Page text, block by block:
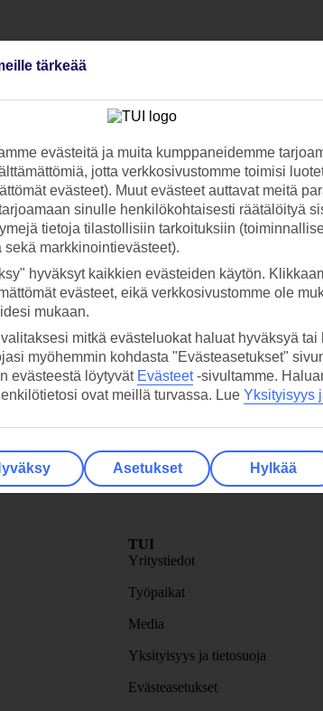
TUI
Yritystiedot
Työpaikat
Media
Yksityisyys ja tietosuoja
Evästeasetukset
tärkeää
evästeitä ja muita kumppaneidemme
jotta verkkosivustomme toimisi
evästeet). Muut evästeet auttavat meitä
sinulle henkilökohtaisesti räätälöityä
tietoja tilastollisiin tarkoituksiin
markkinointievästeet).
hyväksyt kaikkien evästeiden käytön.
evästeet, eikä verkkosivustomme ole
mukaan.
mitkä evästeluokat haluat hyväksyä tai
myöhemmin kohdasta "Evästeasetukset"
evästeestä löytyvät Evästeet-sivultamme.
ovat meillä turvassa. Lue Yksityisyys
Asetukset Hylkää